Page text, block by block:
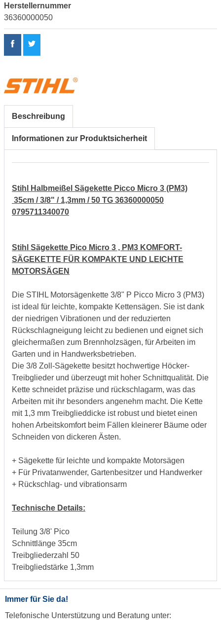
Herstellernummer
36360000050
Beschreibung
Informationen zur Produktsicherheit
Stihl Halbmeißel Sägekette Picco Micro 3 (PM3)
35cm / 3/8" / 1,3mm / 50 TG 36360000050
0795711340070
Stihl Sägekette Pico Micro 3 , PM3 KOMFORT-
SÄGEKETTE FÜR KOMPAKTE UND LEICHTE
MOTORSÄGEN
Die STIHL Motorsägenkette 3/8" P Picco Micro 3 (PM3)
ist ideal für leichte, kompakte Kettensägen. Sie ist dank
der niedrigen Vibrationen und der reduzierten
Rückschlagneigung leicht zu bedienen und eignet sich
gleichermaßen zum Brennholzsägen, für Arbeiten im
Garten und in Handwerksbetrieben.
Die 3/8 Zoll-Sägekette besitzt hochwertige Höcker-
Treibglieder und überzeugt mit hoher Schnittqualität. Die
Kette schneidet präzise und rückschlagarm, was das
Arbeiten mit ihr besonders angenehm macht. Die Kette
mit 1,3 mm Treibglieddicke ist robust und bietet einen
hohen Arbeitskomfort beim Fällen kleinerer Bäume oder
Schneiden von dickeren Ästen.
+ Sägekette für leichte und kompakte Motorsägen
+ Für Privatanwender, Gartenbesitzer und Handwerker
+ Rückschlag- und vibrationsarm
Technische Details:
Teilung 3/8' Pico
Schnittlänge 35cm
Treibgliederzahl 50
Treibgliedstärke 1,3mm
Immer für Sie da!
Telefonische Unterstützung und Beratung unter: